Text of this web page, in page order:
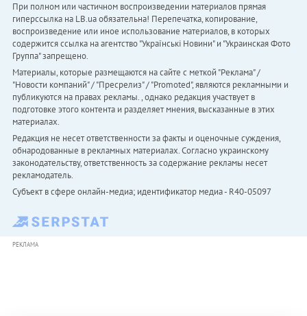
При полном или частичном воспроизведении материалов прямая
гиперссылка на LB.ua обязательна! Перепечатка, копирование,
воспроизведение или иное использование материалов, в которых
содержится ссылка на агентство "Українськi Новини" и "Украинская Фото
Группа" запрещено.
Материалы, которые размещаются на сайте с меткой "Реклама" /
"Новости компаний" / "Пресрелиз" / "Promoted", являются рекламными и
публикуются на правах рекламы. , однако редакция участвует в
подготовке этого контента и разделяет мнения, высказанные в этих
материалах.
Редакция не несет ответственности за факты и оценочные суждения,
обнародованные в рекламных материалах. Согласно украинскому
законодательству, ответственность за содержание рекламы несет
рекламодатель.
Субъект в сфере онлайн-медиа; идентификатор медиа - R40-05097
РЕКЛАМА